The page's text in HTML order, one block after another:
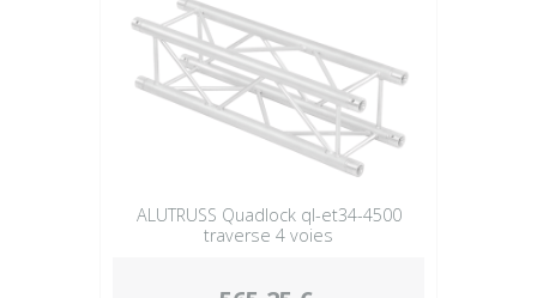
ALUTRUSS Quadlock ql-et34-4500
traverse 4 voies